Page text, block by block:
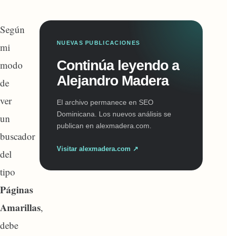
Según
mi
modo
de
ver
un
buscador
del
tipo
Páginas
Amarillas,
debe
NUEVAS PUBLICACIONES
Continúa leyendo a
Alejandro Madera
El archivo permanece en SEO
Dominicana. Los nuevos análisis se
publican en alexmadera.com.
Visitar alexmadera.com ↗